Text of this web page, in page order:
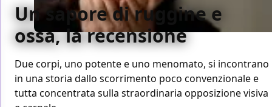
Un sapore di ruggine e
ossa, la recensione
Due corpi, uno potente e uno menomato, si incontrano
in una storia dallo scorrimento poco convenzionale e
tutta concentrata sulla straordinaria opposizione visiva